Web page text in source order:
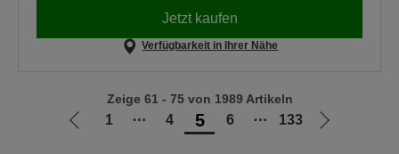
Jetzt kaufen
Verfügbarkeit in Ihrer Nähe
Zur
1 ⋯ 4 5 6 ⋯ 133
Zur
Zeige 61 - 75 von 1989 Artikeln